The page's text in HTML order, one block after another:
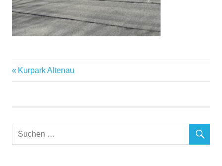
Beitragsnavigation
Vorheriger
Beitrag:
Kurpark Altenau